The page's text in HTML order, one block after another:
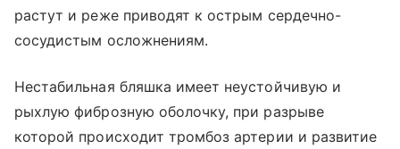
растут и реже приводят к острым сердечно-
сосудистым осложнениям.
Нестабильная бляшка имеет неустойчивую и
рыхлую фиброзную оболочку, при разрыве
которой происходит тромбоз артерии и развитие